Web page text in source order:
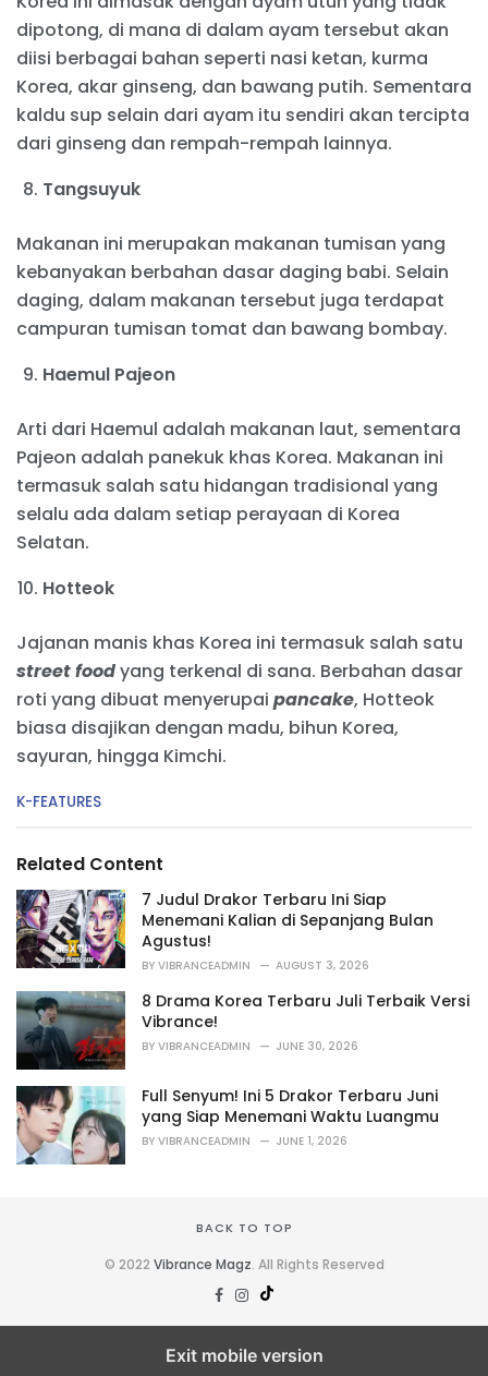
dipotong, di mana di dalam ayam tersebut akan
diisi berbagai bahan seperti nasi ketan, kurma
Korea, akar ginseng, dan bawang putih. Sementara
kaldu sup selain dari ayam itu sendiri akan tercipta
dari ginseng dan rempah-rempah lainnya.
Tangsuyuk
Makanan ini merupakan makanan tumisan yang
kebanyakan berbahan dasar daging babi. Selain
daging, dalam makanan tersebut juga terdapat
campuran tumisan tomat dan bawang bombay.
Haemul Pajeon
Arti dari Haemul adalah makanan laut, sementara
Pajeon adalah panekuk khas Korea. Makanan ini
termasuk salah satu hidangan tradisional yang
selalu ada dalam setiap perayaan di Korea
Selatan.
Hotteok
Jajanan manis khas Korea ini termasuk salah satu
street foodyang terkenal di sana. Berbahan dasar
roti yang dibuat menyerupai pancake, Hotteok
biasa disajikan dengan madu, bihun Korea,
sayuran, hingga Kimchi.
C
e
o
r
i
e
:
K-FEATURES
Related Content
7 Judul Drakor Terbaru Ini Siap
Menemani Kalian di Sepanjang Bulan
Agustus!
BY VIBRANCEADMIN AUGUST 3, 2026
8 Drama Korea Terbaru Juli Terbaik Versi
Vibrance!
BY VIBRANCEADMIN JUNE 30, 2026
Full Senyum! Ini 5 Drakor Terbaru Juni
yang Siap Menemani Waktu Luangmu
BY VIBRANCEADMIN JUNE 1, 2026
BACK TO TOP
© 2022 Vibrance Magz. All Rights Reserved
Exit mobile version